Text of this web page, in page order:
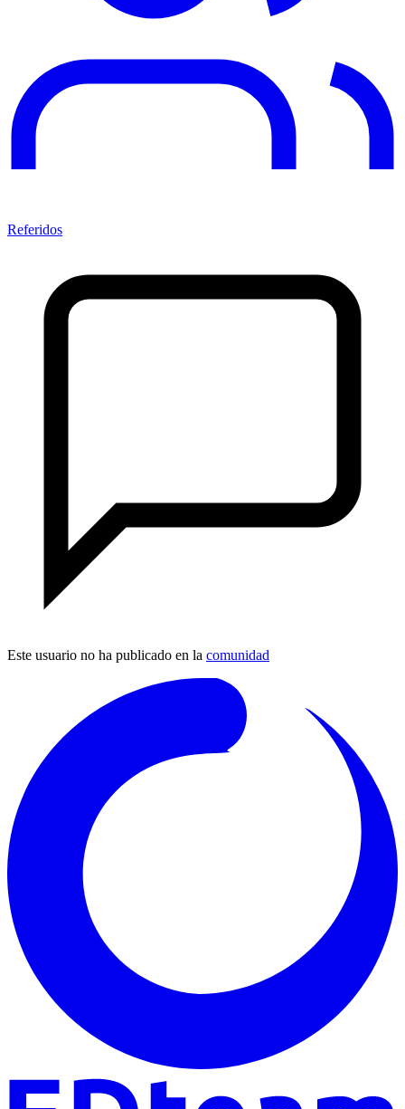
Referidos
Este usuario no ha publicado en la comunidad